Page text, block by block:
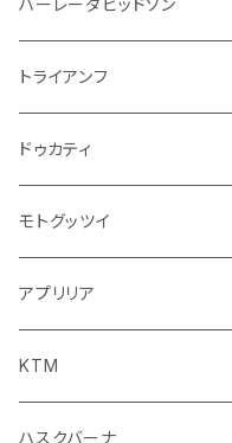
携帯・スマホホルダー
ステッカー
ダッシュボード
外装系
スポイラー系
シートカバー
その他
オイル系
その他
フロントガラス回り
ワイパー
リアガラス回り
ライト系
フォグランプ
ミラー系
足回り
ミラー
ブレーキ系
クラッチブレーキレバー
駆動系
その他
フェンダー系
足回り
ハンドル系
足回り
サスペンション
タンク系
キャップ
ブレーキ系
ブレーキ・クラッチレバー
ハーレーダビッドソン
ミラー
トライアンフ
ミラー
ドゥカティ
ミラー
その他
ブレーキ系
ブレーキクラッチレバー
フェンダー系
モトグッツイ
ミラー
アプリリア
ミラー
ブレーキ系
KTM
ミラー
ハスクバーナ